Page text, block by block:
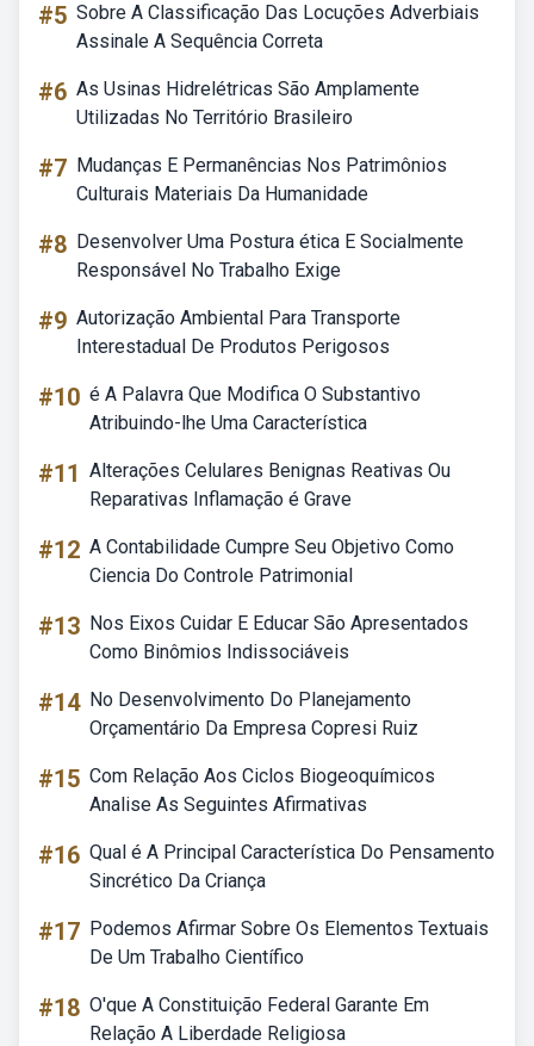
#5 Sobre A Classificação Das Locuções Adverbiais
Assinale A Sequência Correta
#6 As Usinas Hidrelétricas São Amplamente
Utilizadas No Território Brasileiro
#7 Mudanças E Permanências Nos Patrimônios
Culturais Materiais Da Humanidade
#8 Desenvolver Uma Postura ética E Socialmente
Responsável No Trabalho Exige
#9 Autorização Ambiental Para Transporte
Interestadual De Produtos Perigosos
#10 é A Palavra Que Modifica O Substantivo
Atribuindo-lhe Uma Característica
#11 Alterações Celulares Benignas Reativas Ou
Reparativas Inflamação é Grave
#12 A Contabilidade Cumpre Seu Objetivo Como
Ciencia Do Controle Patrimonial
#13 Nos Eixos Cuidar E Educar São Apresentados
Como Binômios Indissociáveis
#14 No Desenvolvimento Do Planejamento
Orçamentário Da Empresa Copresi Ruiz
#15 Com Relação Aos Ciclos Biogeoquímicos
Analise As Seguintes Afirmativas
#16 Qual é A Principal Característica Do Pensamento
Sincrético Da Criança
#17 Podemos Afirmar Sobre Os Elementos Textuais
De Um Trabalho Científico
#18 O'que A Constituição Federal Garante Em
Relação A Liberdade Religiosa